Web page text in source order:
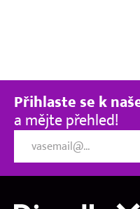
Přihlaste se k
a mějte přehled!